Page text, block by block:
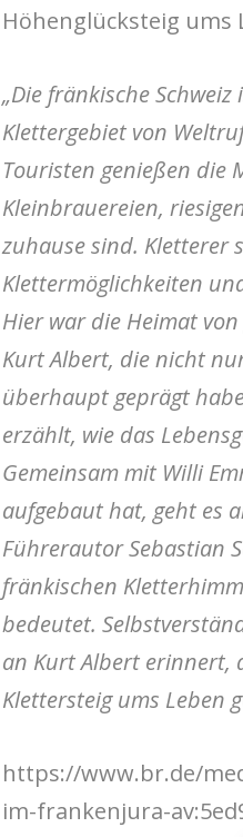
Höhenglücksteig ums
„Die fränkische
Klettergebiet von
Touristen genießen die
Kleinbrauereien,
zuhause sind. Kletterer
Klettermöglichkeiten
Hier war die Heimat
Kurt Albert, die nicht
überhaupt geprägt
erzählt, wie das
Gemeinsam mit Willi
aufgebaut hat, geht es
Führerautor Sebastian
fränkischen
bedeutet.
an Kurt Albert erinnert,
Klettersteig ums Leben
https://www.br.de/
im-frankenjura-